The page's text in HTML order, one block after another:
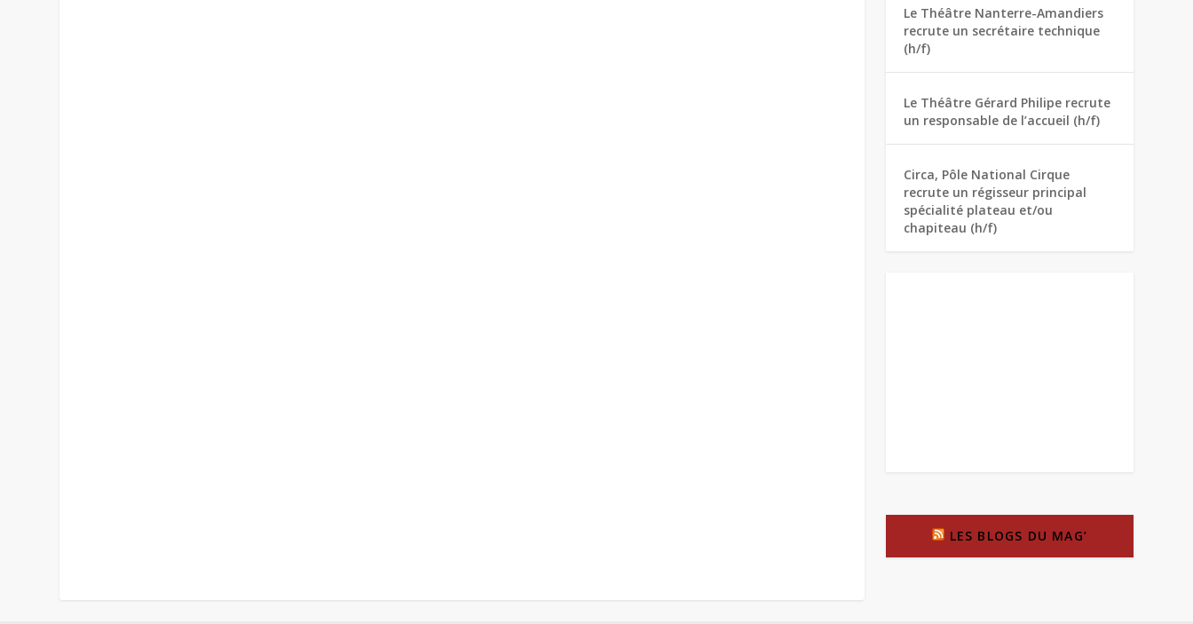
Le Théâtre Nanterre-Amandiers
recrute un secrétaire technique
(h/f)
Le Théâtre Gérard Philipe recrute
un responsable de l’accueil (h/f)
Circa, Pôle National Cirque
recrute un régisseur principal
spécialité plateau et/ou
chapiteau (h/f)
LES BLOGS DU MAG’